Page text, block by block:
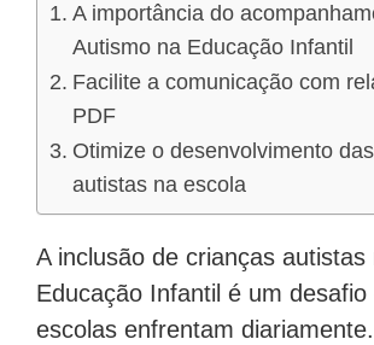
A importância do
Autismo na Educação Infantil
Facilite a comunicação com
PDF
Otimize o desenvolvimento
autistas na escola
A inclusão de crianças autistas
Educação Infantil é um
escolas enfrentam